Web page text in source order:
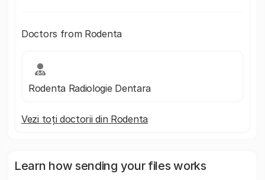
Doctors from Rodenta
Rodenta Radiologie Dentara
Vezi toți doctorii din Rodenta
Learn how sending your files works